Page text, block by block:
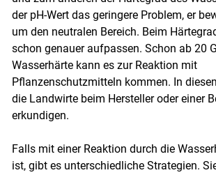
der pH-Wert das geringere Problem, er
um den neutralen Bereich. Beim
schon genauer aufpassen. Schon ab 20
Wasserhärte kann es zur Reaktion mit
Pflanzenschutzmitteln kommen. In
die Landwirte beim Hersteller oder einer
erkundigen.
Falls mit einer Reaktion durch die
ist, gibt es unterschiedliche Strategien.